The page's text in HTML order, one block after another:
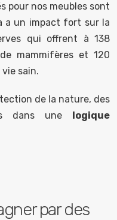
pour nos meubles sont
a un impact fort sur la
qui offrent à 138
mammifères et 120
vie sain.
de la nature, des
dans une logique
par des